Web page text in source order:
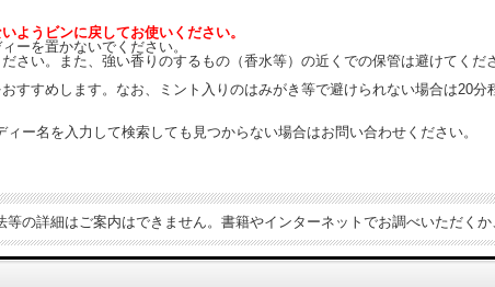
ようビンに戻してお使いください。
ーを置かないでください。
さい。また、強い香りのするもの（香水等）の近くでの保管は避けてくだ
すすめします。なお、ミント入りのはみがき等で避けられない場合は20分
ー名を入力して検索しても見つからない場合はお問い合わせください。
の詳細はご案内はできません。書籍やインターネットでお調べいただく